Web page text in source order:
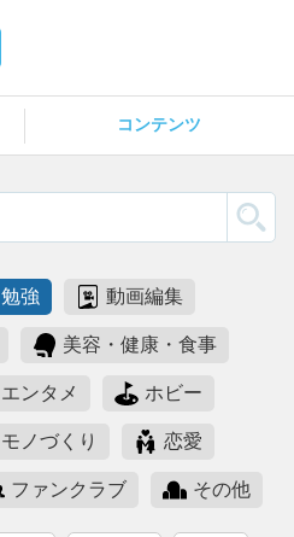
コンテンツ
勉強 動画編集
美容・健康・食事
エンタメ ホビー
モノづくり 恋愛
ファンクラブ その他